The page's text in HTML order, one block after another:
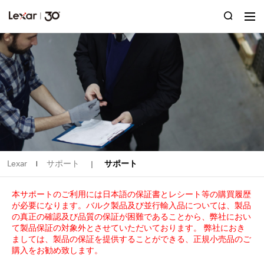
Lexar | サポート ｜ サポート
本サポートのご利用には日本語の保証書とレシート等の購買履歴
が必要になります。バルク製品及び並行輸入品については、製品
の真正の確認及び品質の保証が困難であることから、弊社におい
て製品保証の対象外とさせていただいております。 弊社におき
ましては、製品の保証を提供することができる、正規小売品のご
購入をお勧め致します。